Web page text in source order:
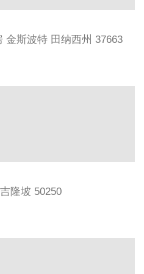
金斯波特 田纳西州 37663
隆坡 50250